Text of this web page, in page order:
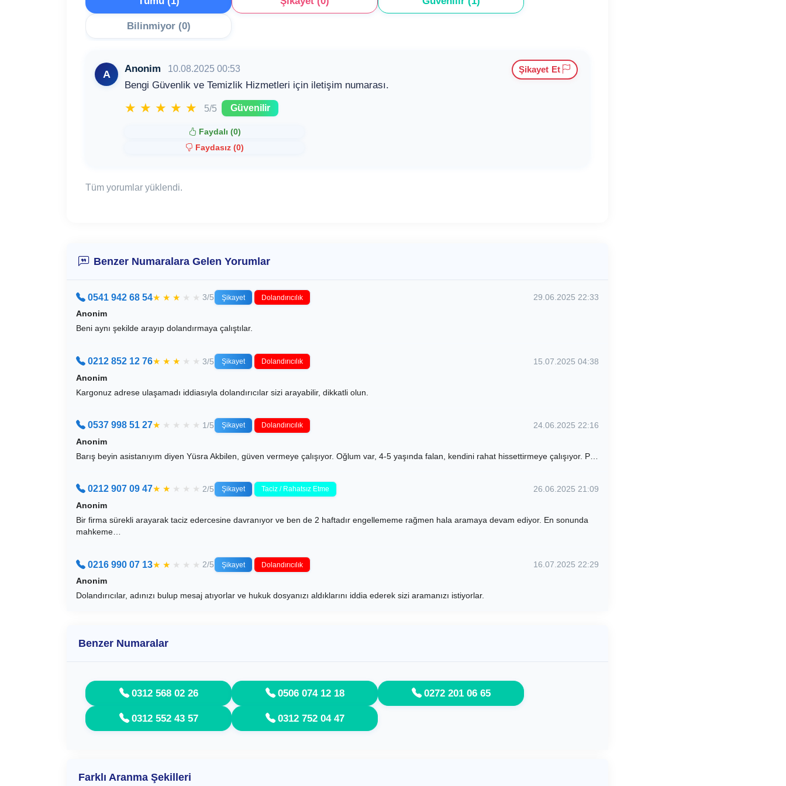
Bilinmiyor (0)
A Anonim 10.08.2025 00:53
Bengi Güvenlik ve Temizlik Hizmetleri için iletişim numarası.
★ ★ ★ ★ ★ 5/5 Güvenilir
Faydalı (0)
Faydasız (0)
Şikayet Et
Tüm yorumlar yüklendi.
Benzer Numaralara Gelen Yorumlar
0541 942 68 54★ ★ ★ ★ ★ 3/5 Şikayet Dolandırıcılık
29.06.2025 22:33
Anonim
Beni aynı şekilde arayıp dolandırmaya çalıştılar.
0212 852 12 76★ ★ ★ ★ ★ 3/5 Şikayet Dolandırıcılık
15.07.2025 04:38
Anonim
Kargonuz adrese ulaşamadı iddiasıyla dolandırıcılar sizi arayabilir, dikkatli olun.
0537 998 51 27★ ★ ★ ★ ★ 1/5 Şikayet Dolandırıcılık
24.06.2025 22:16
Anonim
Barış beyin asistanıyım diyen Yüsra Akbilen, güven vermeye çalışıyor. Oğlum var, 4-5 yaşında falan, kendini rahat hissettirmeye çalışıyor. P…
0212 907 09 47★ ★ ★ ★ ★ 2/5 Şikayet Taciz / Rahatsız Etme
26.06.2025 21:09
Anonim
Bir firma sürekli arayarak taciz edercesine davranıyor ve ben de 2 haftadır engellememe rağmen hala aramaya devam ediyor. En sonunda
mahkeme…
0216 990 07 13★ ★ ★ ★ ★ 2/5 Şikayet Dolandırıcılık
16.07.2025 22:29
Anonim
Dolandırıcılar, adınızı bulup mesaj atıyorlar ve hukuk dosyanızı aldıklarını iddia ederek sizi aramanızı istiyorlar.
Benzer Numaralar
0312 568 02 26 0506 074 12 18 0272 201 06 65
0312 552 43 57 0312 752 04 47
Farklı Aranma Şekilleri